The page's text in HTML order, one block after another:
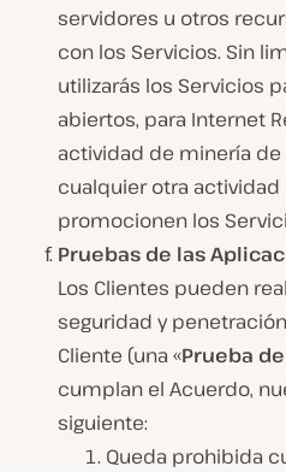
servidores u otros
con los Servicios. Sin
utilizarás los Servicios
abiertos, para Internet
actividad de minería
cualquier otra actividad
promocionen los
Pruebas de las
Los Clientes pueden
seguridad y
Cliente (una «Prueba
cumplan el Acuerdo,
siguiente:
Queda prohibida